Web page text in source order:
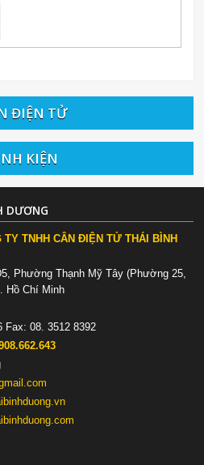
ĐIỆN TỬ
KIỆN
DƯƠNG
TY TNHH CÂN ĐIỆN TỬ THÁI BÌNH
Phường Thạnh Mỹ Tây (Phường 25,
Hồ Chí Minh
Fax: 08. 3512 8392